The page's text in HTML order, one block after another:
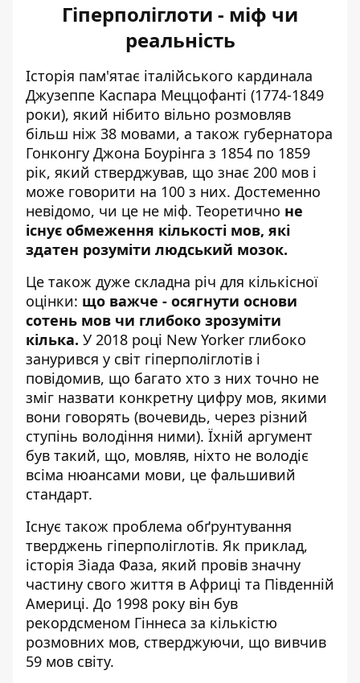
Гіперполіглоти - міф чи
реальність
Історія пам'ятає італійського кардинала
Джузеппе Каспара Меццофанті (1774-1849
роки), який нібито вільно розмовляв
більш ніж 38 мовами, а також губернатора
Гонконгу Джона Боурінга з 1854 по 1859
рік, який стверджував, що знає 200 мов і
може говорити на 100 з них. Достеменно
невідомо, чи це не міф. Теоретично не
існує обмеження кількості мов, які
здатен розуміти людський мозок.
Це також дуже складна річ для кількісної
оцінки: що важче - осягнути основи
сотень мов чи глибоко зрозуміти
кілька. У 2018 році New Yorker глибоко
занурився у світ гіперполіглотів і
повідомив, що багато хто з них точно не
зміг назвати конкретну цифру мов, якими
вони говорять (вочевидь, через різний
ступінь володіння ними). Їхній аргумент
був такий, що, мовляв, ніхто не володіє
всіма нюансами мови, це фальшивий
стандарт.
Існує також проблема обґрунтування
тверджень гіперполіглотів. Як приклад,
історія Зіада Фаза, який провів значну
частину свого життя в Африці та Південній
Америці. До 1998 року він був
рекордсменом Гіннеса за кількістю
розмовних мов, стверджуючи, що вивчив
59 мов світу.